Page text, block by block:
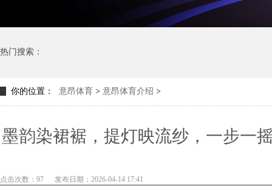
热门搜索：
你的位置： 意昂体育 > 意昂体育介绍 >
墨韵染裙裾，提灯映流纱，一步一
点击次数：97 发布日期：2026-04-14 17:41